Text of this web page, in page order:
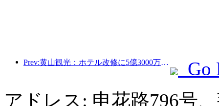
Prev:黄山観光：ホテル改修に5億3000万元を投資する計画
Go
アドレス: 申花路796号